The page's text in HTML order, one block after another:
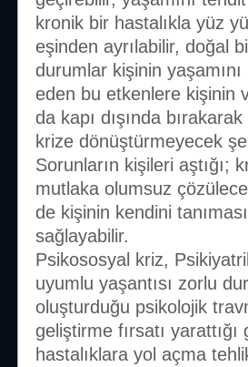
kronik bir hastalıkla yüz
eşinden ayrılabilir, doğal
durumlar kişinin
eden bu etkenlere kişinin
da kapı dışında bırakarak
krize dönüştürmeyecek
Sorunların kişileri
mutlaka olumsuz
de kişinin kendini
sağlayabilir.
Psikososyal kriz,
uyumlu yaşantısı zorlu
oluşturduğu psikolojik
geliştirme fırsatı
hastalıklara yol açma